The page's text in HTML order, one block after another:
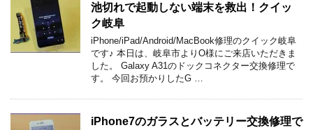
池切れで起動しない端末を救出！クイッ
ク岐阜
iPhone/iPad/Android/MacBook修理のクイック岐阜
です♪ 本日は、岐阜市よりO様にご来店いただきま
した。 Galaxy A31のドックコネクター交換修理で
す。 今回お預かりしたG …
iPhone7のガラスとバッテリー交換修理で